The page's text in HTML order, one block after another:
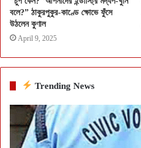
বলে?” ঠাকুরপুকুর-কাণ্ডে ক্ষোভে ফুঁসে
উঠলেন কুণাল
April 9, 2025
Trending News